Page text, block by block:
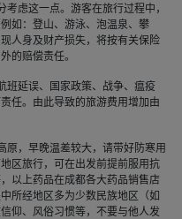
虑这一点。游客在旅行过程中，
如：登山、游泳、泡温泉、攀
人身及财产损失，将按有关保险
的赔偿责任。
班延误、国家政策、战争、瘟疫
任。由此导致的旅游费用增加由
原，早晚温差较大，请带好防寒用
区旅行，可在出发前提前服用抗
以上药品在成都各大药品销售店
所经地区多为少数民族地区（如
仰、风俗习惯等，不要与他人发